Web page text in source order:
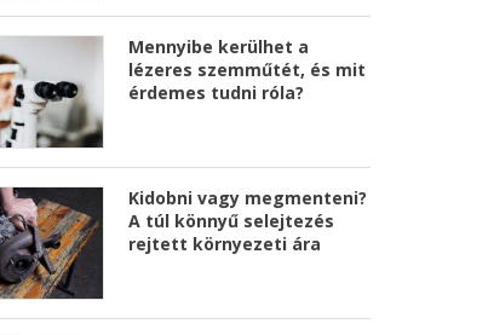
Mennyibe kerülhet a
lézeres szemműtét, és mit
érdemes tudni róla?
Kidobni vagy megmenteni?
A túl könnyű selejtezés
rejtett környezeti ára